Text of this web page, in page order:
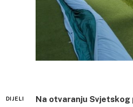
DIJELI
Na otvaranju Svjetskog